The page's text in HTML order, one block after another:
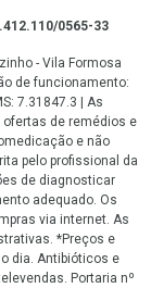
0565-33
- Vila Formosa
de funcionamento:
7.31847.3 | As
de remédios e
e não
pelo profissional da
de diagnosticar
adequado. Os
via internet. As
*Preços e
dia. Antibióticos e
Portaria nº